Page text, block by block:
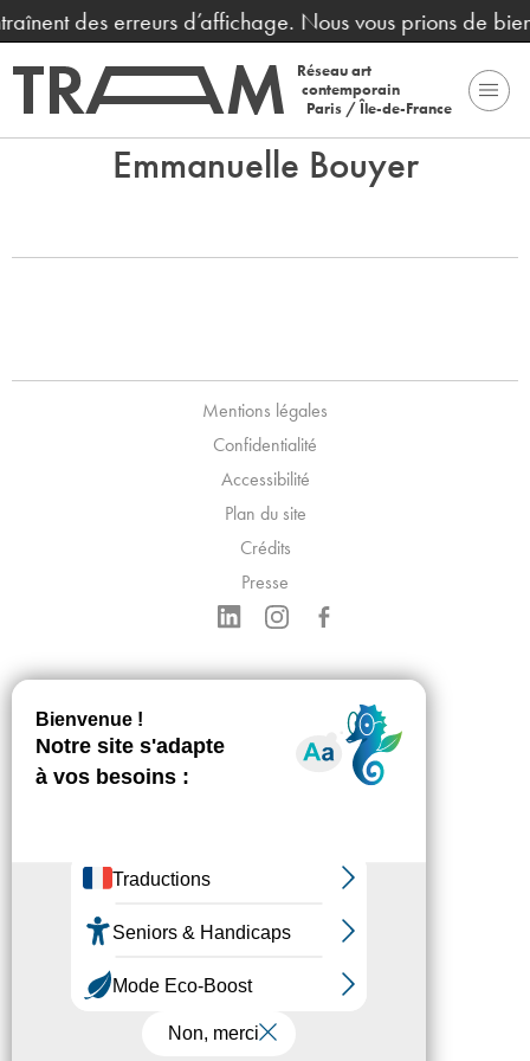
des erreurs d’affichage. Nous vous prions de
Réseau art
contemporain
Paris / Île-de-France
Emmanuelle Bouyer
Mentions légales
Confidentialité
Accessibilité
Plan du site
Crédits
Presse